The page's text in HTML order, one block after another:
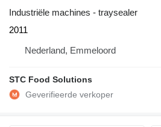
Industriële machines - traysealer
2011
Nederland, Emmeloord
STC Food Solutions